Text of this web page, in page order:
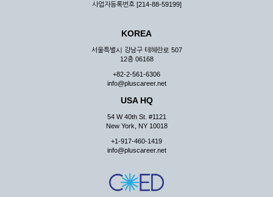
사업자등록번호 [214-88-59199]
KOREA
서울특별시 강남구 테헤란로 507
12층 06168
+82-2-561-6306
info@pluscareer.net
USA HQ
54 W 40th St. #1121
New York, NY 10018
+1-917-460-1419
info@pluscareer.net